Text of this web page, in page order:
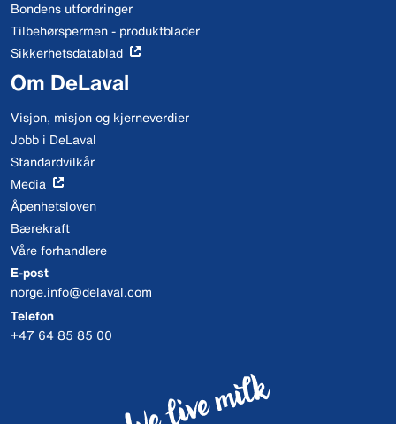
Bondens utfordringer
Tilbehørspermen - produktblader
Sikkerhetsdatablad
Om DeLaval
Visjon, misjon og kjerneverdier
Jobb i DeLaval
Standardvilkår
Media
Åpenhetsloven
Bærekraft
Våre forhandlere
E-post
norge.info@delaval.com
Telefon
+47 64 85 85 00